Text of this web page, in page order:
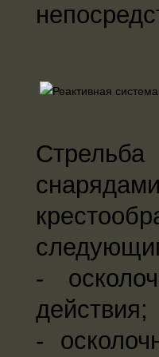
-
действия;
-